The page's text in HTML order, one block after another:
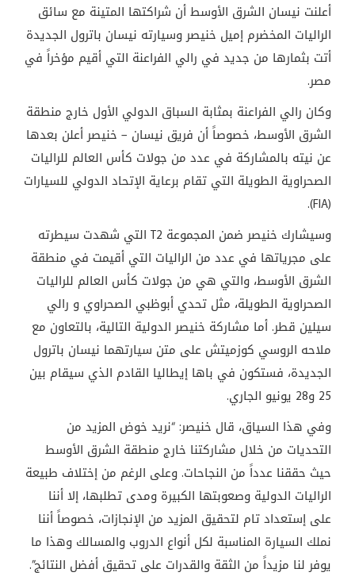
أعلنت نيسان الشرق الأوسط أن شراكتها المتينة مع سائق
الراليات المخضرم إميل خنيصر وسيارته نيسان باترول الجديدة
أتت بثمارها من جديد في رالي الفراعنة التي أقيم مؤخراً في
مصر.
وكان رالي الفراعنة بمثابة السباق الدولي الأول خارج منطقة
الشرق الأوسط، خصوصاً أن فريق نيسان – خنيصر أعلن بعدها
عن نيته بالمشاركة في عدد من جولات كأس العالم للراليات
الصحراوية الطويلة التي تقام برعاية الإتحاد الدولي للسيارات
(FIA).
وسيشارك خنيصر ضمن المجموعة T2 التي شهدت سيطرته
على مجرياتها في عدد من الراليات التي أقيمت في منطقة
الشرق الأوسط، والتي هي من جولات كأس العالم للراليات
الصحراوية الطويلة، مثل تحدي أبوظبي الصحراوي و رالي
سيلين قطر. أما مشاركة خنيصر الدولية التالية، بالتعاون مع
ملاحه الروسي كوزميتش على متن سيارتهما نيسان باترول
الجديدة، فستكون في باها إيطاليا القادم الذي سيقام بين
25 و28 يونيو الجاري.
وفي هذا السياق، قال خنيصر: “نريد خوض المزيد من
التحديات من خلال مشاركتنا خارج منطقة الشرق الأوسط
حيث حققنا عدداً من النجاحات. وعلى الرغم من إختلاف طبيعة
الراليات الدولية وصعوبتها الكبيرة ومدى تطلبها، إلا أننا
على إستعداد تام لتحقيق المزيد من الإنجازات، خصوصاً أننا
نملك السيارة المناسبة لكل أنواع الدروب والمسالك وهذا ما
يوفر لنا مزيداً من الثقة والقدرات على تحقيق أفضل النتائج”.